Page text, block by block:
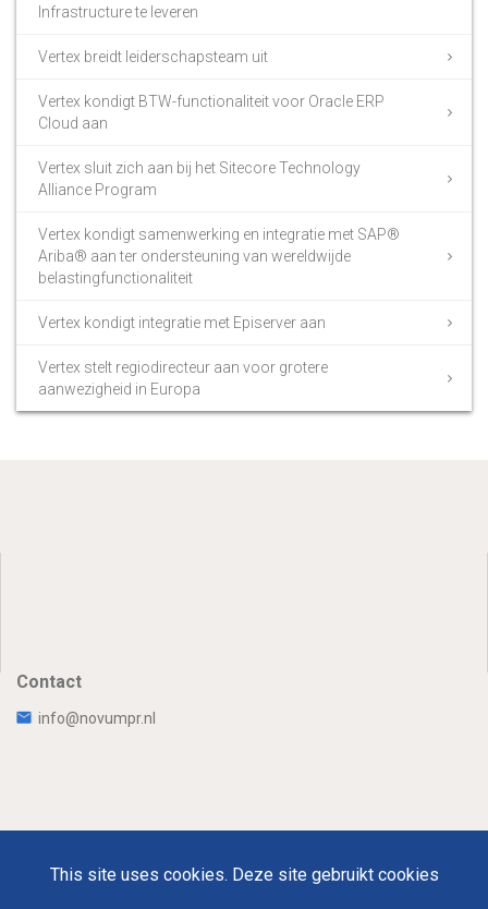
Infrastructure te leveren
Vertex breidt leiderschapsteam uit
Vertex kondigt BTW-functionaliteit voor Oracle ERP
Cloud aan
Vertex sluit zich aan bij het Sitecore Technology
Alliance Program
Vertex kondigt samenwerking en integratie met SAP®
Ariba® aan ter ondersteuning van wereldwijde
belastingfunctionaliteit
Vertex kondigt integratie met Episerver aan
Vertex stelt regiodirecteur aan voor grotere
aanwezigheid in Europa
Contact
info@novumpr.nl